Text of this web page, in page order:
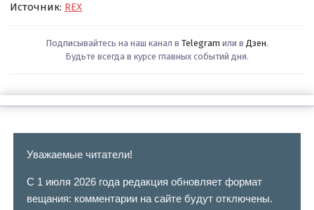
Источник: REX
Подписывайтесь на наш канал в Telegram или в Дзен.
Будьте всегда в курсе главных событий дня.
Уважаемые читатели!
С 1 июля 2026 года редакция обновляет формат
вещания: комментарии на сайте будут отключены.